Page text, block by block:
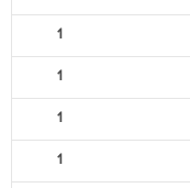
1
1
1
1